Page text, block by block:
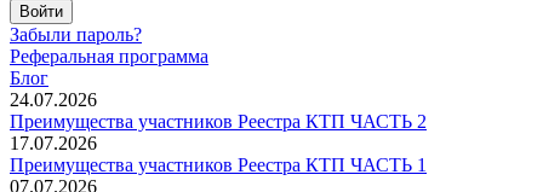
Войти
Забыли пароль?
Реферальная программа
Блог
24.07.2026
Преимущества участников Реестра КТП ЧАСТЬ 2
17.07.2026
Преимущества участников Реестра КТП ЧАСТЬ 1
07.07.2026